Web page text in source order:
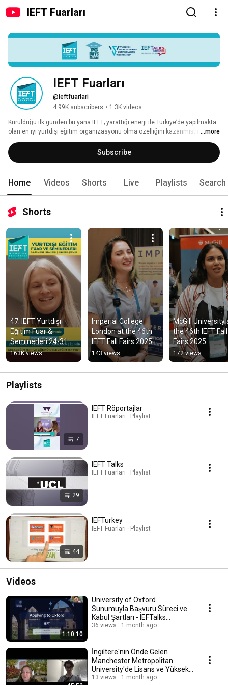
IEFT Fuarları
IEFT Fuarları
@ieftfuarlari
4.99K subscribers • 1.3K videos
Kurulduğu ilk günden bu yana IEFT; yarattığı enerji ile Türkiye’de yapılmakta
olan en iyi yurtdışı eğitim organizasyonu olma özelliğini kazanmıştır. Bu
haklı unvana, organizasyonlarında ulaştığı ziyaretçi ve katılımcı sayısı ve
kalitesi ile IEFT felsefesinde ilk sırayı alan profesyonellik ve özel ilgi
düsturlarıyla ulaşmıştır.
...more
Subscribe
Home Videos Shorts Live Playlists Search
Shorts
47. IEFT Yurtdışı
Eğitim Fuar &
Seminerleri 24-31
Mart'ta İstanbul
Ankara ve İzmir'de !
163K views
Imperial College
London at the 46th
IEFT Fall Fairs 2025
143 views
McGill University
the 46th IEFT Fall
Fairs 2025
172 views
Playlists
7
IEFT Röportajlar
IEFT Fuarları · Playlist
29
IEFT Talks
IEFT Fuarları · Playlist
44
IEFTurkey
IEFT Fuarları · Playlist
Videos
1:10:10
University of Oxford
Sunumuyla Başvuru Süreci ve
Kabul Şartları - IEFTalks
Webinar
36 views 1 month ago
İngiltere'nin Önde Gelen
Manchester Metropolitan
University'de Lisans ve Yüksek
Lisans Programları
13 views 1 month ago